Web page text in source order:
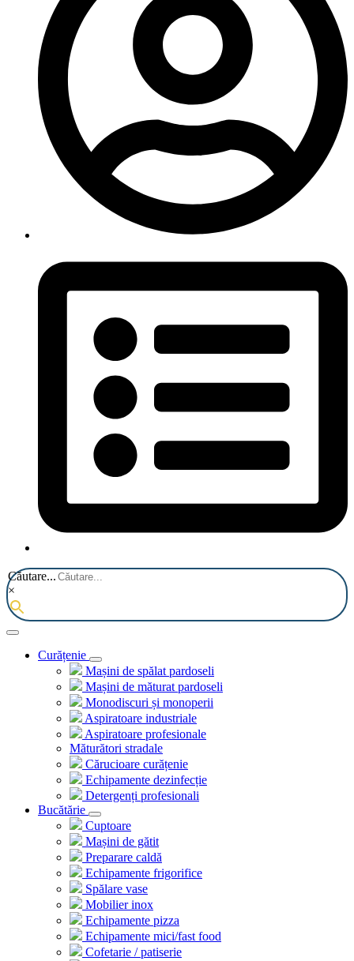
Căutare...
×
Curățenie
Mașini de spălat pardoseli
Mașini de măturat pardoseli
Monodiscuri și monoperii
Aspiratoare industriale
Aspiratoare profesionale
Măturători stradale
Cărucioare curățenie
Echipamente dezinfecție
Detergenți profesionali
Bucătărie
Cuptoare
Mașini de gătit
Preparare caldă
Echipamente frigorifice
Spălare vase
Mobilier inox
Echipamente pizza
Echipamente mici/fast food
Cofetarie / patiserie